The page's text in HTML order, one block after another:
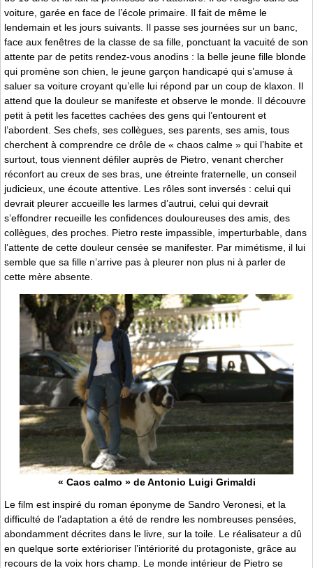
voiture, garée en face de l’école primaire. Il fait de même le
lendemain et les jours suivants. Il passe ses journées sur un banc,
face aux fenêtres de la classe de sa fille, ponctuant la vacuité de son
attente par de petits rendez-vous anodins : la belle jeune fille blonde
qui promène son chien, le jeune garçon handicapé qui s’amuse à
saluer sa voiture croyant qu’elle lui répond par un coup de klaxon. Il
attend que la douleur se manifeste et observe le monde. Il découvre
petit à petit les facettes cachées des gens qui l’entourent et
l’abordent. Ses chefs, ses collègues, ses parents, ses amis, tous
cherchent à comprendre ce drôle de « chaos calme » qui l’habite et
surtout, tous viennent défiler auprès de Pietro, venant chercher
réconfort au creux de ses bras, une étreinte fraternelle, un conseil
judicieux, une écoute attentive. Les rôles sont inversés : celui qui
devrait pleurer accueille les larmes d’autrui, celui qui devrait
s’effondrer recueille les confidences douloureuses des amis, des
collègues, des proches. Pietro reste impassible, imperturbable, dans
l’attente de cette douleur censée se manifester. Par mimétisme, il lui
semble que sa fille n’arrive pas à pleurer non plus ni à parler de
cette mère absente.
« Caos calmo » de Antonio Luigi Grimaldi
Le film est inspiré du roman éponyme de Sandro Veronesi, et la
difficulté de l’adaptation a été de rendre les nombreuses pensées,
abondamment décrites dans le livre, sur la toile. Le réalisateur a dû
en quelque sorte extérioriser l’intériorité du protagoniste, grâce au
recours de la voix hors champ. Le monde intérieur de Pietro se